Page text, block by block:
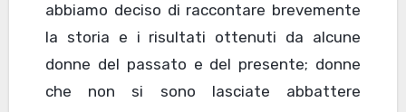
abbiamo deciso di raccontare brevemente
la storia e i risultati ottenuti da alcune
donne del passato e del presente; donne
che non si sono lasciate abbattere